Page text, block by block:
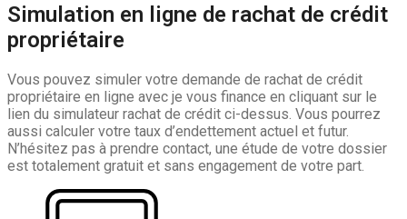
Simulation en ligne de rachat de crédit
propriétaire
Vous pouvez simuler votre demande de rachat de crédit
propriétaire en ligne avec je vous finance en cliquant sur le
lien du simulateur rachat de crédit ci-dessus. Vous pourrez
aussi calculer votre taux d’endettement actuel et futur.
N’hésitez pas à prendre contact, une étude de votre dossier
est totalement gratuit et sans engagement de votre part.